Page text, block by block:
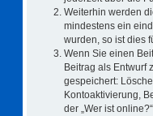
Weiterhin werden
mindestens ein
wurden, so ist dies
Wenn Sie einen
Beitrag als Entwurf
gespeichert:
Kontoaktivierung,
der „Wer ist